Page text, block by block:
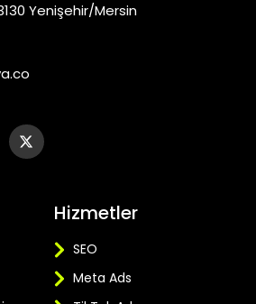
Yenişehir/Mersin
Hizmetler
SEO
Meta Ads